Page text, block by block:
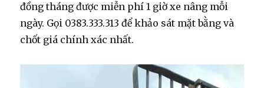
đồng tháng được miễn phí 1 giờ xe nâng mỗi
ngày. Gọi 0383.333.313 để khảo sát mặt bằng và
chốt giá chính xác nhất.